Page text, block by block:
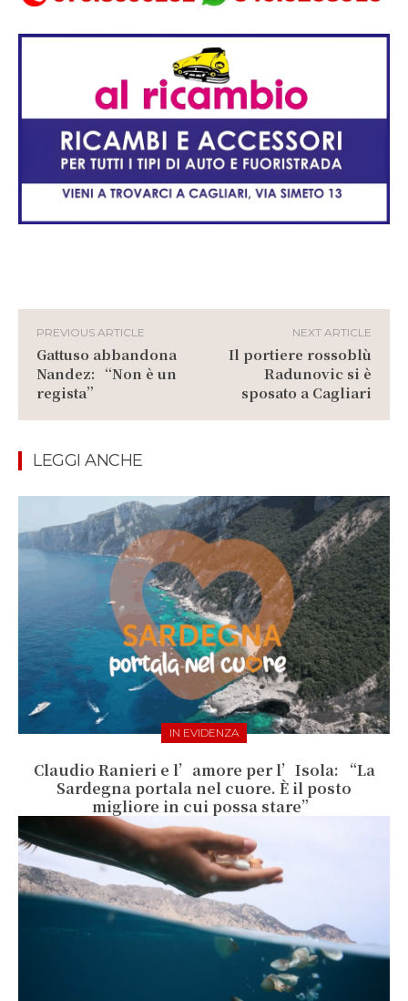
PREVIOUS ARTICLE
Gattuso abbandona
Nandez: “Non è un
regista”
NEXT ARTICLE
Il portiere rossoblù
Radunovic si è
sposato a Cagliari
LEGGI ANCHE
IN EVIDENZA
Claudio Ranieri e l’amore per l’Isola: “La
Sardegna portala nel cuore. È il posto
migliore in cui possa stare”